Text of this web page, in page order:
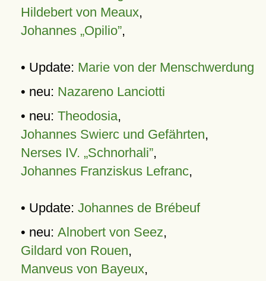
Hildebert von Meaux,
Johannes „Opilio”,
• Update: Marie von der Menschwerdung
• neu: Nazareno Lanciotti
• neu: Theodosia,
Johannes Swierc und Gefährten,
Nerses IV. „Schnorhali”,
Johannes Franziskus Lefranc,
• Update: Johannes de Brébeuf
• neu: Alnobert von Seez,
Gildard von Rouen,
Manveus von Bayeux,